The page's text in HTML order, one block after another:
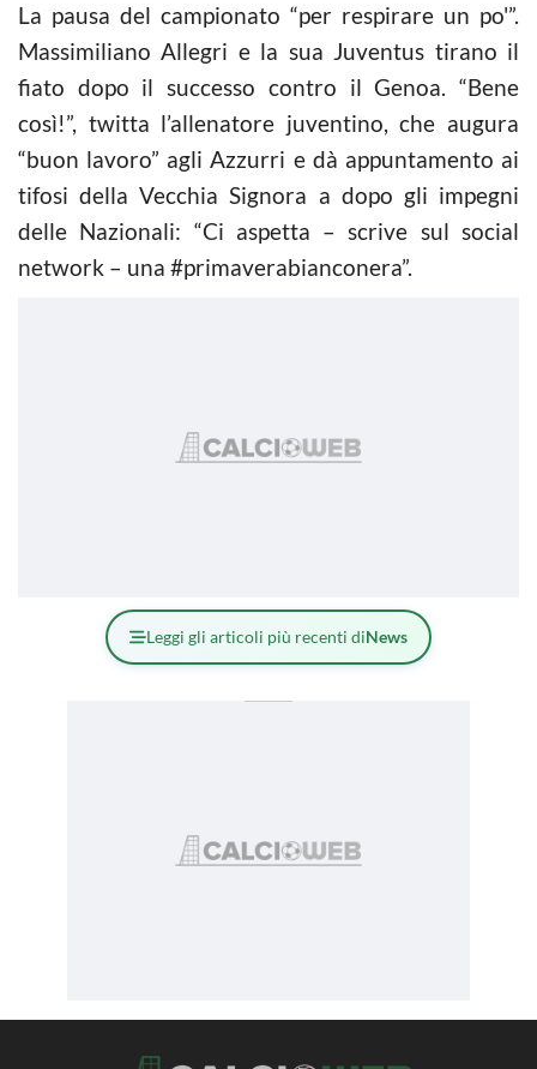
La pausa del campionato “per respirare un po'”.
Massimiliano Allegri e la sua Juventus tirano il
fiato dopo il successo contro il Genoa. “Bene
così!”, twitta l’allenatore juventino, che augura
“buon lavoro” agli Azzurri e dà appuntamento ai
tifosi della Vecchia Signora a dopo gli impegni
delle Nazionali: “Ci aspetta – scrive sul social
network – una #primaverabianconera”.
Leggi gli articoli più recenti diNews